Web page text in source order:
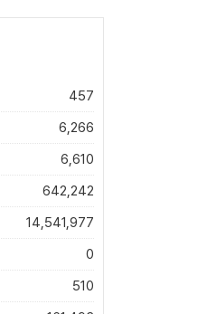
457
6,266
6,610
642,242
14,541,977
0
510